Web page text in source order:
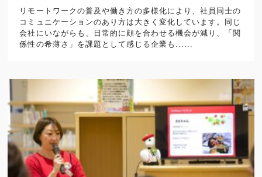
リモートワークの普及や働き方の多様化により、社員同士の
コミュニケーションのあり方は大きく変化しています。同じ
会社にいながらも、日常的に顔を合わせる機会が減り、「関
係性の希薄さ」を課題として感じる企業も......